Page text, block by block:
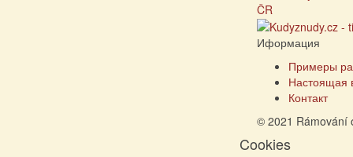
Иформация
Примеры
Настоящая
Контакт
© 2021 Rámování
Cookies